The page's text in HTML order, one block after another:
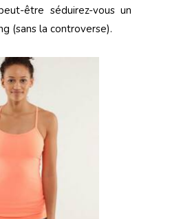
être séduirez-vous un
(sans la controverse).